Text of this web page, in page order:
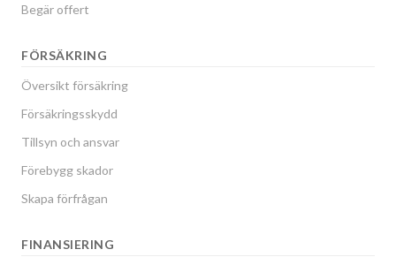
Begär offert
FÖRSÄKRING
Översikt försäkring
Försäkringsskydd
Tillsyn och ansvar
Förebygg skador
Skapa förfrågan
FINANSIERING